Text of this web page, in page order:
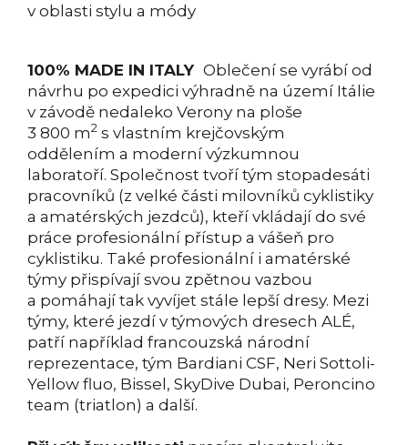
v oblasti stylu a módy
100% MADE IN ITALY Oblečení se vyrábí od
návrhu po expedici výhradně na území Itálie
v závodě nedaleko Verony na ploše
3 800 m2 s vlastním krejčovským
oddělením a moderní výzkumnou
laboratoří. Společnost tvoří tým stopadesáti
pracovníků (z velké části milovníků cyklistiky
a amatérských jezdců), kteří vkládají do své
práce profesionální přístup a vášeň pro
cyklistiku. Také profesionální i amatérské
týmy přispívají svou zpětnou vazbou
a pomáhají tak vyvíjet stále lepší dresy. Mezi
týmy, které jezdí v týmových dresech ALÉ,
patří například francouzská národní
reprezentace, tým Bardiani CSF, Neri Sottoli-
Yellow fluo, Bissel, SkyDive Dubai, Peroncino
team (triatlon) a další.